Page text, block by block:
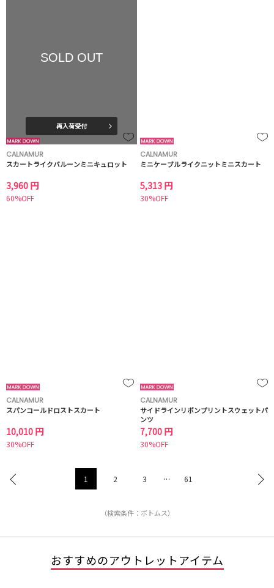
SOLD OUT
再入荷受付
CALNAMUR
スカートライクバルーンミニキュロット
3,960 円
60%OFF
CALNAMUR
ミニケーブルライクニットミニスカート
5,313 円
30%OFF
CALNAMUR
スパンコールドロストスカート
10,010 円
30%OFF
CALNAMUR
サイドラインリボンプリントスウェットパ
ンツ
7,700 円
30%OFF
1 2 3 … 61
（検索条件：ボトムス）
おすすめのアウトレットアイテム